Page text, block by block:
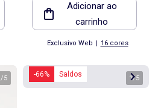
Adicionar ao
carrinho
Exclusivo Web | 16 cores
/5 -66% Saldos 1/5